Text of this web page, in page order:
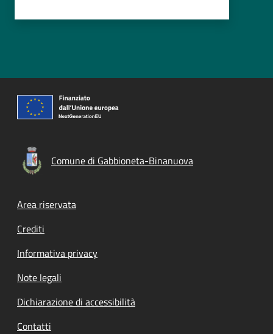
Comune di Gabbioneta-Binanuova
Footer menu
Area riservata
Crediti
Informativa privacy
Note legali
Dichiarazione di accessibilità
Contatti